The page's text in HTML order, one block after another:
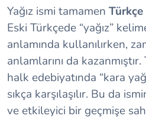
Yağız ismi tamamen
Eski Türkçede “yağız”
anlamında kullanılırken,
anlamlarını da
halk edebiyatında “kara
sıkça karşılaşılır. Bu da
ve etkileyici bir geçmişe